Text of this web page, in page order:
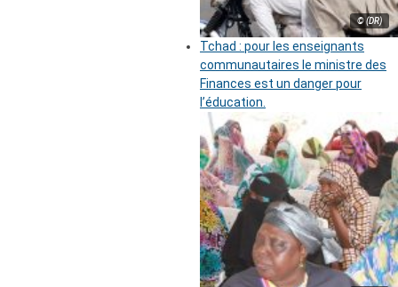
© (DR)
Tchad : pour les enseignants
communautaires le ministre des
Finances est un danger pour
l’éducation.